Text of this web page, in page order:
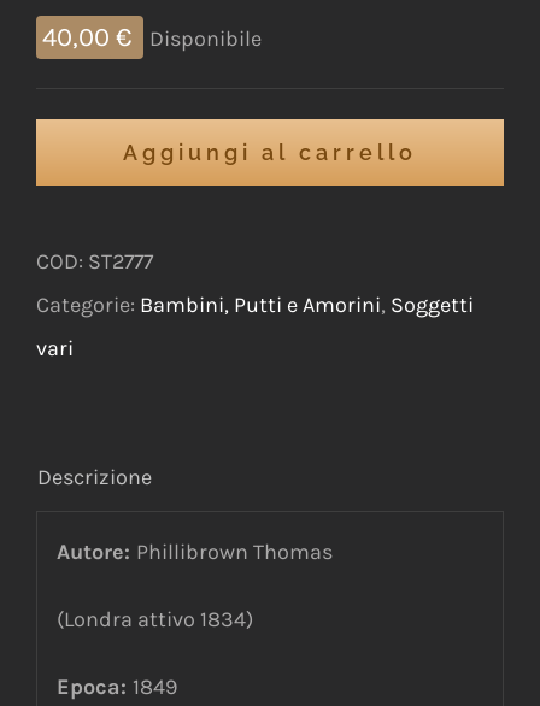
40,00 € Disponibile
Aggiungi al carrello
COD: ST2777
Categorie: Bambini, Putti e Amorini, Soggetti
vari
Descrizione
Autore: Phillibrown Thomas
(Londra attivo 1834)
Epoca: 1849